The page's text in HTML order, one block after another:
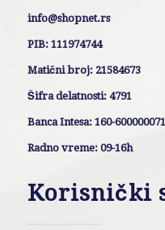
info@shopnet.rs
PIB: 111974744
Matični broj: 21584673
Šifra delatnosti: 4791
Banca Intesa: 160-
Radno vreme: 09-16h
Korisnički